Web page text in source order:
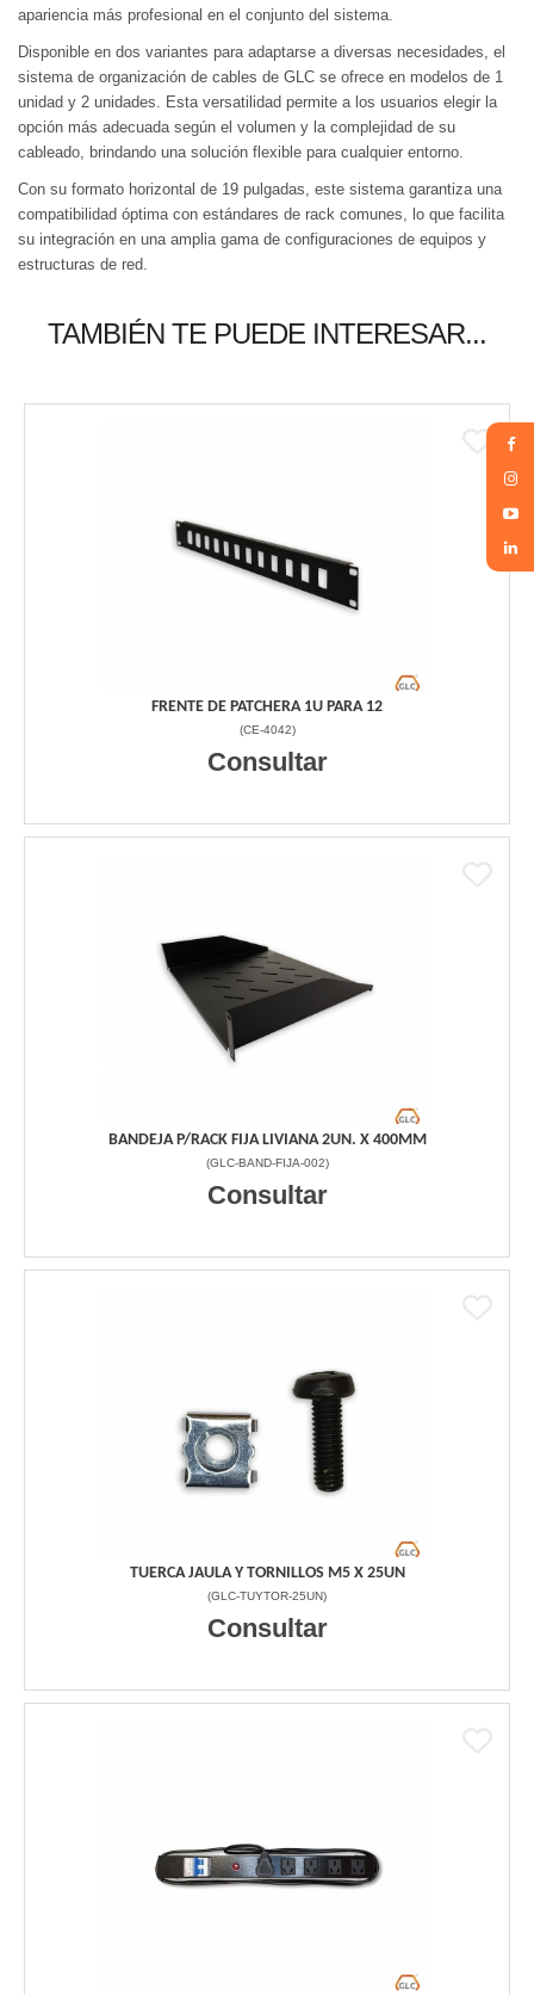
apariencia más profesional en el conjunto del sistema.
Disponible en dos variantes para adaptarse a diversas necesidades, el
sistema de organización de cables de GLC se ofrece en modelos de 1
unidad y 2 unidades. Esta versatilidad permite a los usuarios elegir la
opción más adecuada según el volumen y la complejidad de su
cableado, brindando una solución flexible para cualquier entorno.
Con su formato horizontal de 19 pulgadas, este sistema garantiza una
compatibilidad óptima con estándares de rack comunes, lo que facilita
su integración en una amplia gama de configuraciones de equipos y
estructuras de red.
TAMBIÉN TE PUEDE INTERESAR...
FRENTE DE PATCHERA 1U PARA 12
(CE-4042)
Consultar
BANDEJA P/RACK FIJA LIVIANA 2UN. X 400MM
(GLC-BAND-FIJA-002)
Consultar
TUERCA JAULA Y TORNILLOS M5 X 25UN
(GLC-TUYTOR-25UN)
Consultar